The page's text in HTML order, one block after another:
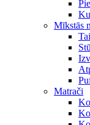
Mīkstās
Matrači